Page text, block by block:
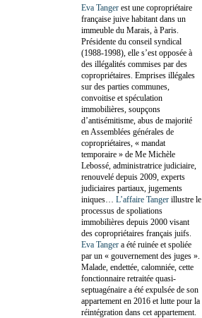
Eva Tanger est une copropriétaire
française juive habitant dans un
immeuble du Marais, à Paris.
Présidente du conseil syndical
(1988-1998), elle s’est opposée à
des illégalités commises par des
copropriétaires. Emprises illégales
sur des parties communes,
convoitise et spéculation
immobilières, soupçons
d’antisémitisme, abus de majorité
en Assemblées générales de
copropriétaires, « mandat
temporaire » de Me Michèle
Lebossé, administratrice judiciaire,
renouvelé depuis 2009, experts
judiciaires partiaux, jugements
iniques… L’affaire Tanger illustre le
processus de spoliations
immobilières depuis 2000 visant
des copropriétaires français juifs.
Eva Tanger a été ruinée et spoliée
par un « gouvernement des juges ».
Malade, endettée, calomniée, cette
fonctionnaire retraitée quasi-
septuagénaire a été expulsée de son
appartement en 2016 et lutte pour la
réintégration dans cet appartement.